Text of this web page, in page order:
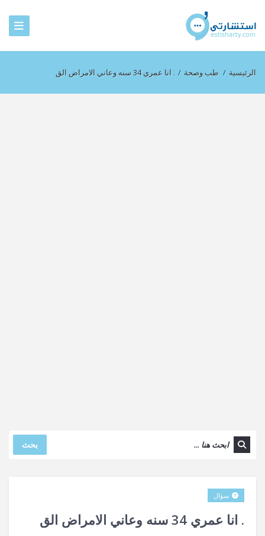
الرئيسية / طب وصحة / . انا عمري 34 سنه وعاني الامراض الق
بحث
. انا عمري 34 سنه وعاني الامراض الق
سؤال